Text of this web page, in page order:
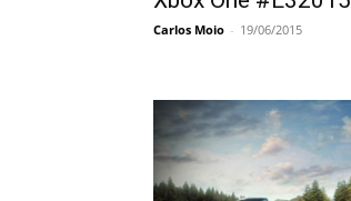
Carlos Moio - 19/06/2015